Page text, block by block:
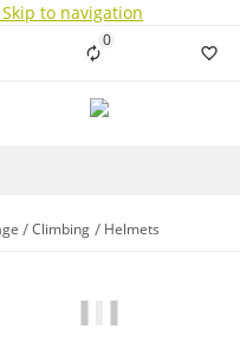
Skip to navigation
0Liste ist leer
Climbing Helmets